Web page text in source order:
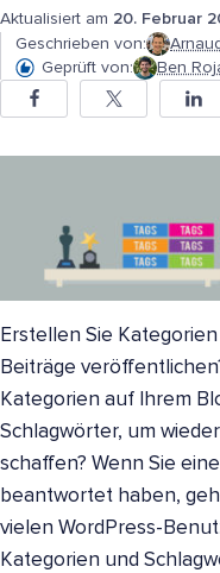
Aktualisiert am 20. Februar
Geschrieben von:
Geprüft von:
Ben
Erstellen Sie
Beiträge
Kategorien auf Ihrem
Schlagwörter, um
schaffen? Wenn Sie
beantwortet haben,
vielen WordPress-
Kategorien und